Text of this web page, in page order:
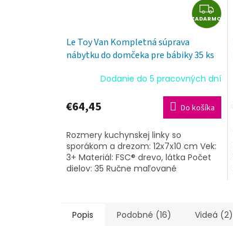
Z
A
A
M
O
ZADARMO
Le Toy Van Kompletná súprava
nábytku do domčeka pre bábiky 35 ks
Dodanie do 5 pracovných dní
€64,45 Do košíka
Rozmery kuchynskej linky so
sporákom a drezom: 12x7x10 cm Vek:
3+ Materiál: FSC® drevo, látka Počet
dielov: 35 Ručne maľované
Popis Podobné (16) Videá (2)